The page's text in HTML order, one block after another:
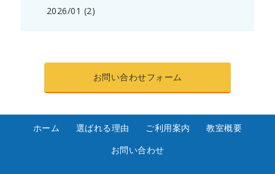
2026/01 (2)
お問い合わせフォーム
ホーム 選ばれる理由 ご利用案内
教室概要
お問い合わせ